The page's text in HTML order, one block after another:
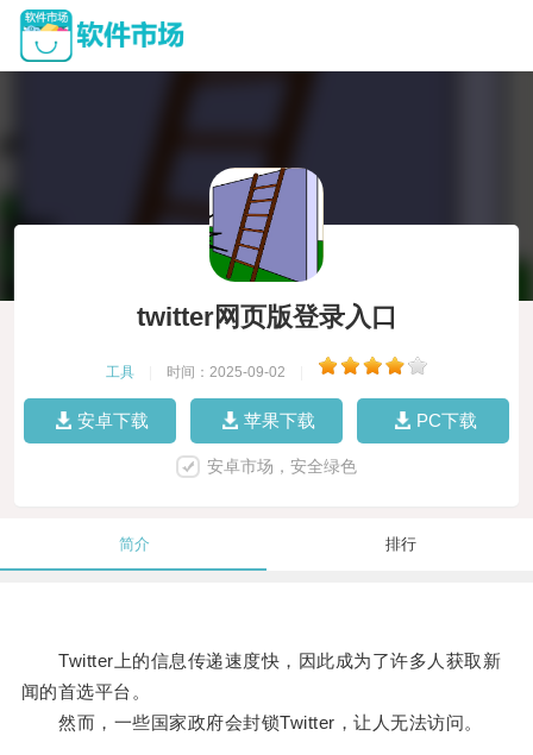
twitter网页版登录入口
工具 时间：2025-09-02
安卓下载 苹果下载 PC下载
安卓市场，安全绿色
简介 排行
Twitter上的信息传递速度快，因此成为了许多人获取新
闻的首选平台。
然而，一些国家政府会封锁Twitter，让人无法访问。